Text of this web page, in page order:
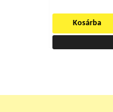
Kosárba